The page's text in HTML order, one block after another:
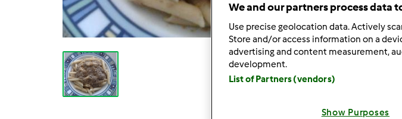
We and our partners process data
Use precise geolocation data. Actively
Store and/or access information on a
advertising and content measurement,
development.
List of Partners (vendors)
Show Purposes